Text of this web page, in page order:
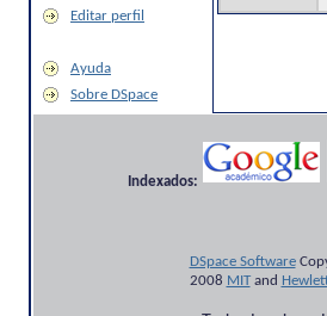
Editar perfil
Ayuda
Sobre DSpace
Indexados:
DSpace Software
2008 MITand